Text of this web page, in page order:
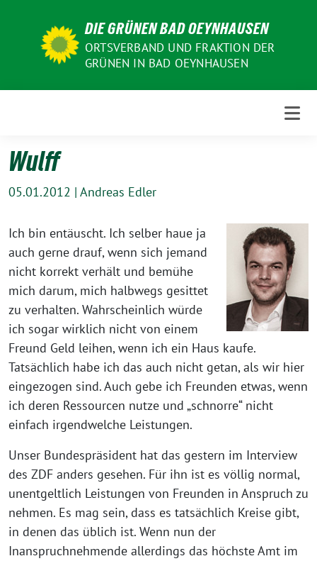
DIE GRÜNEN BAD OEYNHAUSEN
ORTSVERBAND UND FRAKTION DER
GRÜNEN IN BAD OEYNHAUSEN
Wulff
05.01.2012 | Andreas Edler
Ich bin entäuscht. Ich selber haue ja
auch gerne drauf, wenn sich jemand
nicht korrekt verhält und bemühe
mich darum, mich halbwegs gesittet
zu verhalten. Wahrscheinlich würde
ich sogar wirklich nicht von einem
Freund Geld leihen, wenn ich ein Haus kaufe.
Tatsächlich habe ich das auch nicht getan, als wir hier
eingezogen sind. Auch gebe ich Freunden etwas, wenn
ich deren Ressourcen nutze und „schnorre“ nicht
einfach irgendwelche Leistungen.
Unser Bundespräsident hat das gestern im Interview
des ZDF anders gesehen. Für ihn ist es völlig normal,
unentgeltlich Leistungen von Freunden in Anspruch zu
nehmen. Es mag sein, dass es tatsächlich Kreise gibt,
in denen das üblich ist. Wenn nun der
Inanspruchnehmende allerdings das höchste Amt im